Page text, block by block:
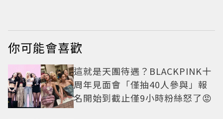
你可能會喜歡
這就是天團待遇？BLACKPINK十
周年見面會「僅抽40人參與」報
名開始到截止僅9小時粉絲怒了😡